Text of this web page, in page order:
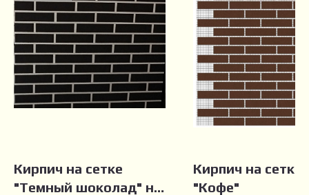
Кирпич на сетке
"Темный шоколад" на
Кирпич на сетке
"Кофе"